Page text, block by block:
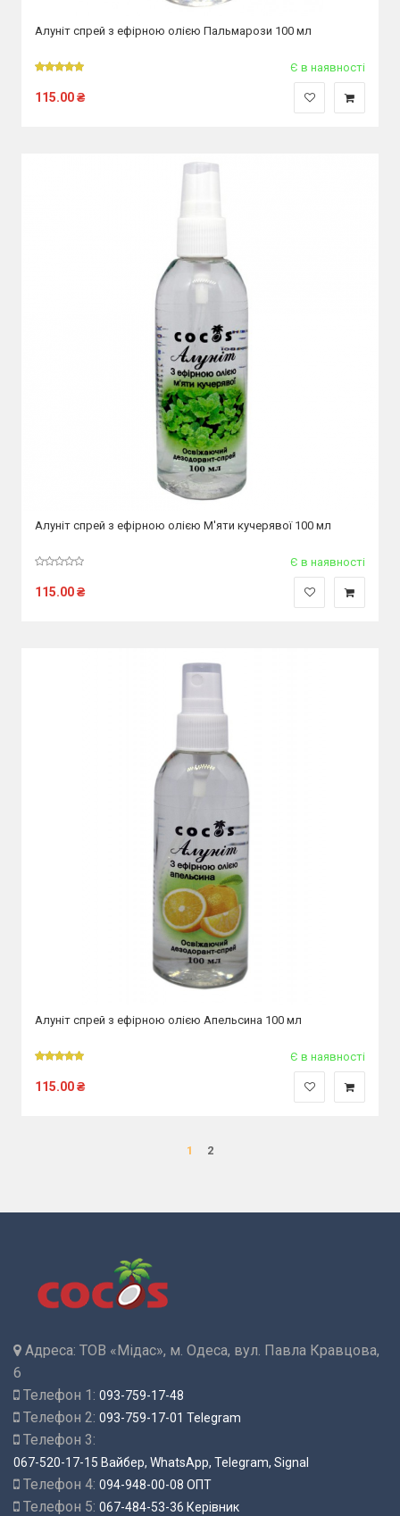
Алуніт спрей з ефірною олією Пальмарози 100 мл
Є в наявності
115.00₴
Алуніт спрей з ефірною олією М'яти кучерявої 100 мл
Є в наявності
115.00₴
Алуніт спрей з ефірною олією Апельсина 100 мл
Є в наявності
115.00₴
1 2
Адреса: ТОВ «Мідас», м. Одеса, вул. Павла Кравцова,
6
Телефон 1: 093-759-17-48
Телефон 2: 093-759-17-01 Telegram
Телефон 3:
067-520-17-15 Вайбер, WhatsApp, Telegram, Signal
Телефон 4: 094-948-00-08 ОПТ
Телефон 5: 067-484-53-36 Керівник